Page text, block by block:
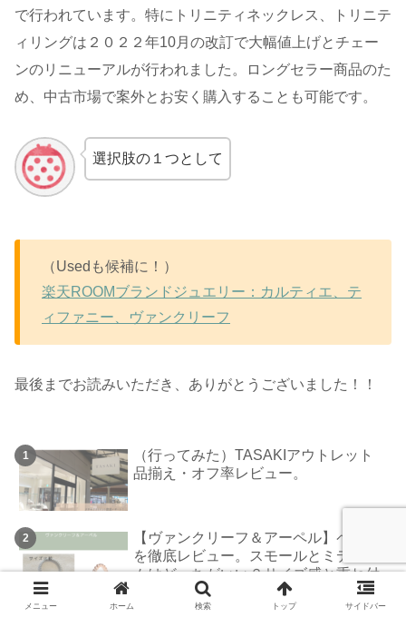
で行われています。特にトリニティネックレス、トリニテ
ィリングは２０２２年10月の改訂で大幅値上げとチェー
ンのリニューアルが行われました。ロングセラー商品のた
め、中古市場で案外とお安く購入することも可能です。
選択肢の１つとして
（Usedも候補に！）
楽天ROOMブランドジュエリー：カルティエ、テ
ィファニー、ヴァンクリーフ
最後までお読みいただき、ありがとうございました！！
（行ってみた）TASAKIアウトレット
品揃え・オフ率レビュー。
【ヴァンクリーフ＆アーペル】ペルレ
を徹底レビュー。スモールとミディア
ムはどっちがいい？サイズ感と重ね付
けについて。
メニュー ホーム 検索 トップ サイドバー